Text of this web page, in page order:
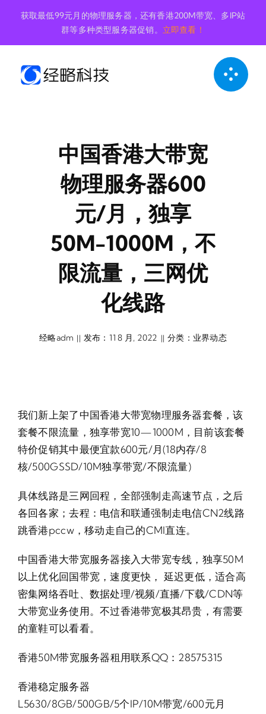
内
获取最低99元月的物理服务器，还有香港200M带宽、多IP站
群等多种类型服务器促销。 立即查看！
中国香港大带宽
物理服务器600
元/月，独享
50M-1000M，不
限流量，三网优
化线路
经略adm || 发布：11 8 月, 2022 || 分类： 业界动态
我们新上架了中国香港大带宽物理服务器套餐，该
套餐不限流量，独享带宽10—1000M，目前该套餐
特价促销其中最便宜款600元/月(18内存/8
核/500GSSD/10M独享带宽/不限流量)
具体线路是三网回程，全部强制走高速节点，之后
各回各家；去程：电信和联通强制走电信CN2线路
跳香港pccw，移动走自己的CMI直连。
中国香港大带宽服务器接入大带宽专线，独享50M
以上优化回国带宽，速度更快， 延迟更低，适合高
密集网络吞吐、数据处理/视频/直播/下载/CDN等
大带宽业务使用。不过香港带宽极其昂贵，有需要
的童鞋可以看看。
香港50M带宽服务器租用联系QQ：28575315
香港稳定服务器
L5630/8GB/500GB/5个IP/10M带宽/600元月